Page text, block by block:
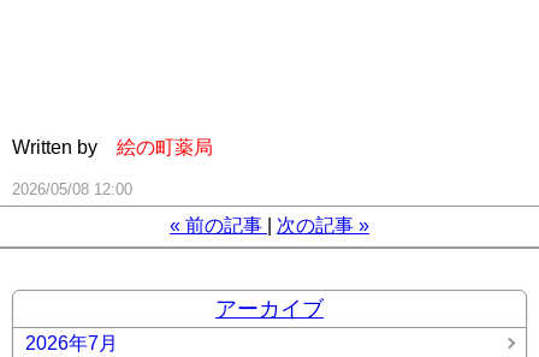
Written by 絵の町薬局
2026/05/08 12:00
« 前の記事 次の記事 »
アーカイブ
2026年7月